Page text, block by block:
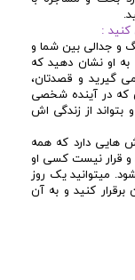
و جدالی بین شما و
به او نشان دهید که
گیرید و قصدتان،
که در آينده شخصی
از زندگی اش
هایی دارد که همه
و قرار نیست کسی او
میتوانید یک روز
کنید و به آن